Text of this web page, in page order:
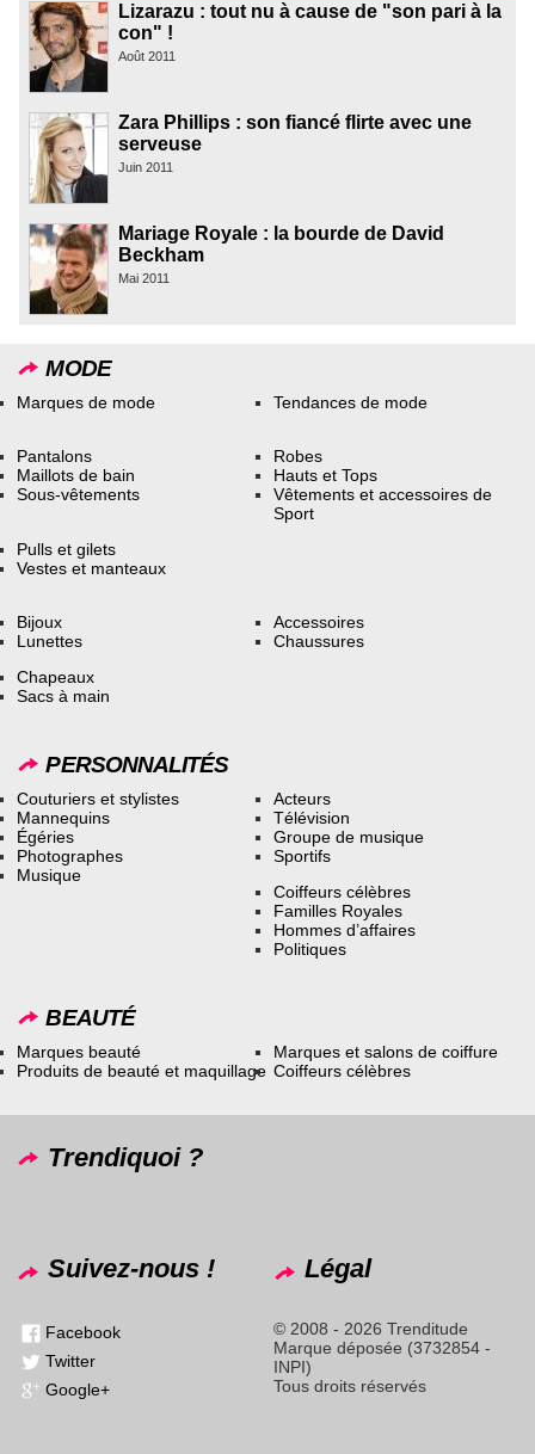
Lizarazu : tout nu à cause de "son pari à la
con" !
Août 2011
Zara Phillips : son fiancé flirte avec une
serveuse
Juin 2011
Mariage Royale : la bourde de David
Beckham
Mai 2011
MODE
Marques de mode Tendances de mode
Pantalons
Maillots de bain
Sous-vêtements
Robes
Hauts et Tops
Vêtements et accessoires de
Sport
Pulls et gilets
Vestes et manteaux
Bijoux
Lunettes
Accessoires
Chaussures
Chapeaux
Sacs à main
PERSONNALITÉS
Couturiers et stylistes
Mannequins
Égéries
Photographes
Musique
Acteurs
Télévision
Groupe de musique
Sportifs
Coiffeurs célèbres
Familles Royales
Hommes d’affaires
Politiques
BEAUTÉ
Marques beauté
Produits de beauté et maquillage
Marques et salons de coiffure
Coiffeurs célèbres
Trendiquoi ?
Suivez-nous !
Facebook
Twitter
Google+
Légal
© 2008 - 2026 Trenditude
Marque déposée (3732854 -
INPI)
Tous droits réservés